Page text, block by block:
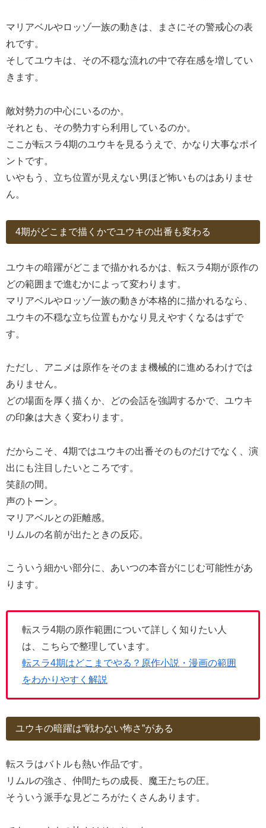
マリアベルやロッゾ一族の動きは、まさにその警戒心の表
れです。
そしてユウキは、その不穏な流れの中で存在感を増してい
きます。
敵対勢力の中心にいるのか。
それとも、その勢力すら利用しているのか。
ここが転スラ4期のユウキを見るうえで、かなり大事なポイ
ントです。
いやもう、立ち位置が見えない男ほど怖いものはありませ
ん。
4期がどこまで描くかでユウキの出番も変わる
ユウキの暗躍がどこまで描かれるかは、転スラ4期が原作の
どの範囲まで進むかによって変わります。
マリアベルやロッゾ一族の動きが本格的に描かれるなら、
ユウキの不穏な立ち位置もかなり見えやすくなるはずで
す。
ただし、アニメは原作をそのまま機械的に進めるわけでは
ありません。
どの場面を厚く描くか、どの会話を強調するかで、ユウキ
の印象は大きく変わります。
だからこそ、4期ではユウキの出番そのものだけでなく、演
出にも注目したいところです。
笑顔の間。
声のトーン。
マリアベルとの距離感。
リムルの名前が出たときの反応。
こういう細かい部分に、あいつの本音がにじむ可能性があ
ります。
転スラ4期の原作範囲について詳しく知りたい人
は、こちらで整理しています。
転スラ4期はどこまでやる？原作小説・漫画の範囲
をわかりやすく解説
ユウキの暗躍は“戦わない怖さ”がある
転スラはバトルも熱い作品です。
リムルの強さ、仲間たちの成長、魔王たちの圧。
そういう派手な見どころがたくさんあります。